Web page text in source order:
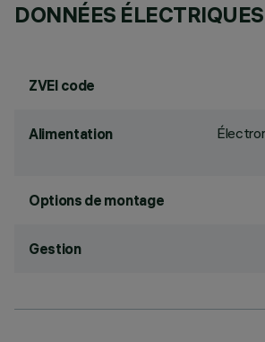
DONNÉES ÉLECTRIQUES
ZVEI code
Alimentation
Options de montage
Gestion